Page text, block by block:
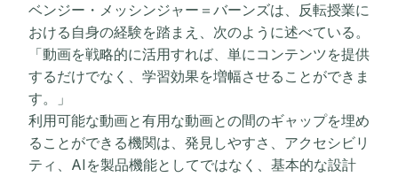
ベンジー・メッシンジャー＝バーンズは、反転授業に
おける自身の経験を踏まえ、次のように述べている。
「動画を戦略的に活用すれば、単にコンテンツを提供
するだけでなく、学習効果を増幅させることができま
す。」
利用可能な動画と有用な動画との間のギャップを埋め
ることができる機関は、発見しやすさ、アクセシビリ
ティ、AIを製品機能としてではなく、基本的な設計